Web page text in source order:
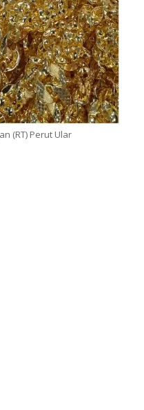
(RT) Perut Ular